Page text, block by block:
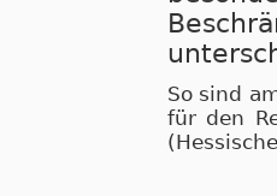
So sind
für den